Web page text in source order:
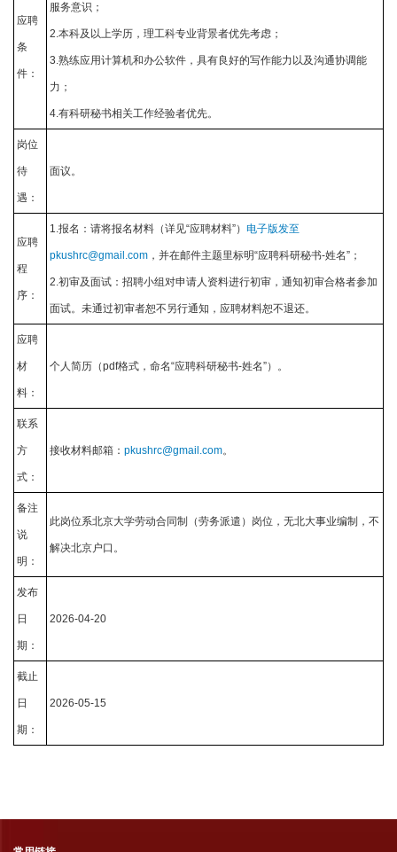
应聘
条
件：
服务意识；
2.本科及以上学历，理工科专业背景者优先考虑；
3.熟练应用计算机和办公软件，具有良好的写作能力以及沟通协调能
力；
4.有科研秘书相关工作经验者优先。
岗位
待
遇：
面议。
应聘
程
序：
1.报名：请将报名材料（详见“应聘材料”） 电子版发至
pkushrc@gmail.com ，并在邮件主题里标明“应聘科研秘书-姓名”；
2.初审及面试：招聘小组对申请人资料进行初审，通知初审合格者参加
面试。未通过初审者恕不另行通知，应聘材料恕不退还。
应聘
材
料：
个人简历（pdf格式，命名“应聘科研秘书-姓名”）。
联系
方
式：
接收材料邮箱： pkushrc@gmail.com。
备注
说
明：
此岗位系北京大学劳动合同制（劳务派遣）岗位，无北大事业编制，不
解决北京户口。
发布
日
期：
2026-04-20
截止
日
期：
2026-05-15